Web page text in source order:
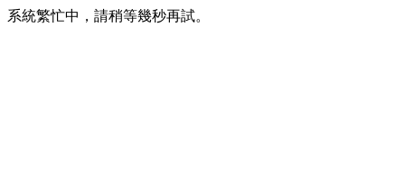
系統繁忙中，請稍等幾秒再試。